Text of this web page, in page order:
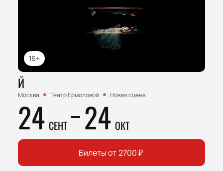
16+
Й
Москва Театр Ермоловой Новая сцена
24 СЕНТ 24 ОКТ
Билеты от 2700₽